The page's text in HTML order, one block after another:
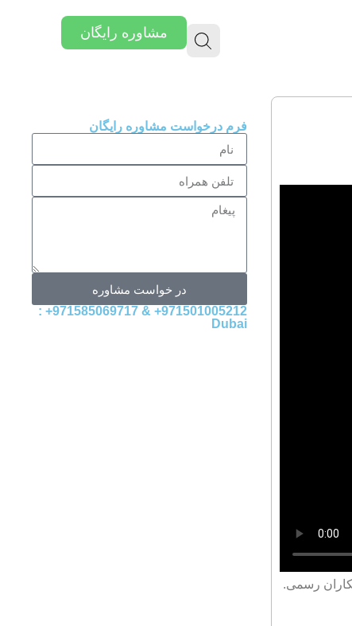
مشاوره رایگان
رسمی.
فرم درخواست مشاوره رایگان
در خواست مشاوره
971501005212+ & 971585069717+ :
Dubai